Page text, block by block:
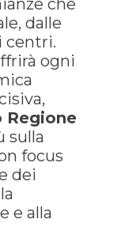
dalle
centri.
ogni
Regione
sulla
focus
dei
e alla